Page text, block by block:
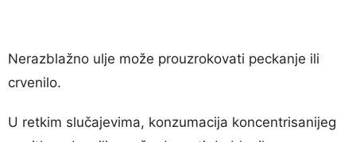
Nerazblažno ulje može prouzrokovati peckanje ili
crvenilo.
U retkim slučajevima, konzumacija koncentrisanijeg